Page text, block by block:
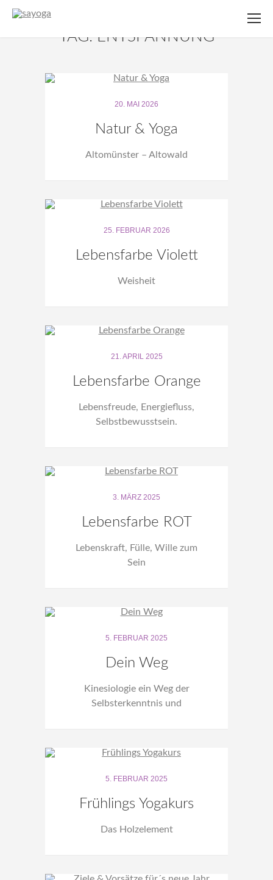
TAG: ENTSPANNUNG
20. MAI 2026
Natur & Yoga
Altomünster – Altowald
25. FEBRUAR 2026
Lebensfarbe Violett
Weisheit
21. APRIL 2025
Lebensfarbe Orange
Lebensfreude, Energiefluss,
Selbstbewusstsein.
3. MÄRZ 2025
Lebensfarbe ROT
Lebenskraft, Fülle, Wille zum
Sein
5. FEBRUAR 2025
Dein Weg
Kinesiologie ein Weg der
Selbsterkenntnis und
5. FEBRUAR 2025
Frühlings Yogakurs
Das Holzelement